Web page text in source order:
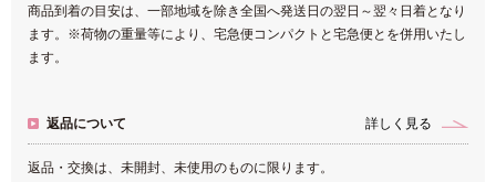
商品到着の目安は、一部地域を除き全国へ発送日の翌日～翌々日着となり
ます。※荷物の重量等により、宅急便コンパクトと宅急便とを併用いたし
ます。
返品について 詳しく見る
返品・交換は、未開封、未使用のものに限ります。